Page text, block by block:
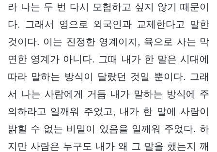
라 나는 두 번 다시 모험하고 싶지 않기 때문이
다. 그래서 영으로 외국인과 교제한다고 말한
것이다. 이는 진정한 영계이지, 육으로 사는 막
연한 영계가 아니다. 그때 내가 한 말은 시대에
따라 말하는 방식이 달랐던 것일 뿐이다. 그래
서 나는 사람에게 거듭 내가 말하는 방식에 주
의하라고 일깨워 주었고, 내가 한 말에 사람이
밝힐 수 없는 비밀이 있음을 일깨워 주었다. 하
지만 사람은 누구도 내가 왜 그 말을 했는지 깨